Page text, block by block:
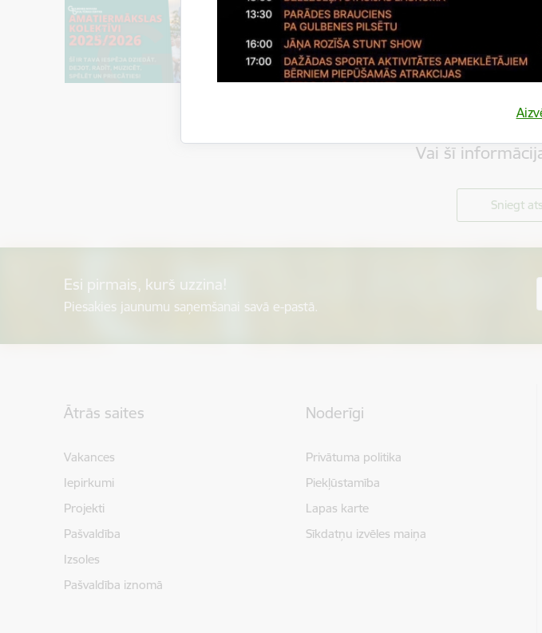
Vai šī
Sniegt
Esi pirmais, kurš uzzina!
Piesakies jaunumu saņemšanai savā e-pastā.
Ātrās saites
Vakances
Iepirkumi
Projekti
Pašvaldība
Izsoles
Pašvaldība iznomā
Noderīgi
Privātuma politika
Piekļūstamība
Lapas karte
Sīkdatņu izvēles maiņa